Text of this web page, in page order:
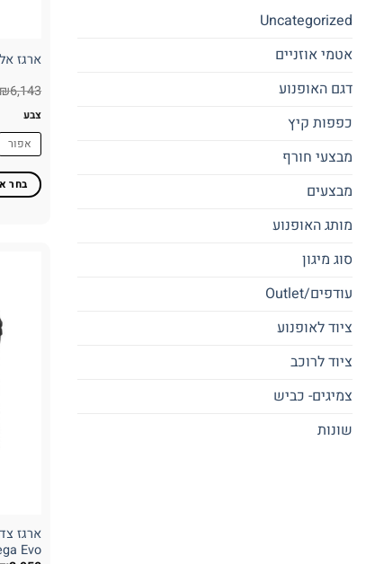
Uncategorized
אטמי אוזניים
דגם האופנוע
כפפות קיץ
מבצעי חורף
מבצעים
מותג האופנוע
סוג מיגון
עודפים/Outlet
ציוד לאופנוע
ציוד לרוכב
צמיגים- כביש
שונות
ארגז אלומניום
₪6,143
צבע
אפור
בחר
Evo